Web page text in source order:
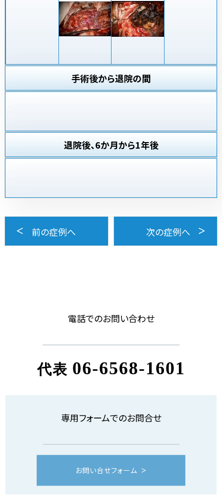
手術後から退院の間
退院後、6か月から1年後
前の症例へ 次の症例へ
電話でのお問い合わせ
代表 06-6568-1601
専用フォームでのお問合せ
お問い合せフォーム